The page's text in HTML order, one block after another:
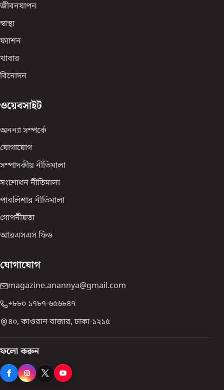
জীবনযাপন
স্বাস্থ্য
ফ্যাশন
খাবার
বিনোদন
ওয়েবসাইট
অনন্যা সম্পর্কে
যোগাযোগ
সম্পাদকীয় নীতিমালা
সংশোধন নীতিমালা
পাবলিশার নীতিমালা
গোপনীয়তা
আরএসএস ফিড
যোগাযোগ
magazine.anannya@gmail.com
+৮৮০ ১৭৮৭-৬৫৬৮৪৭
৪০, কাওরান বাজার, ঢাকা-১২১৫
ফলো করুন